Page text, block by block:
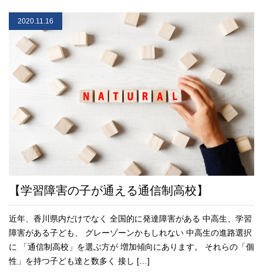
2020.11.16
【学習障害の子が通える通信制高校】
近年、香川県内だけでなく 全国的に発達障害がある 中高生、学習
障害がある子ども、 グレーゾーンかもしれない 中高生の進路選択
に 「通信制高校」を選ぶ方が 増加傾向にあります。 それらの「個
性」を持つ子ども達と数多く 接し […]